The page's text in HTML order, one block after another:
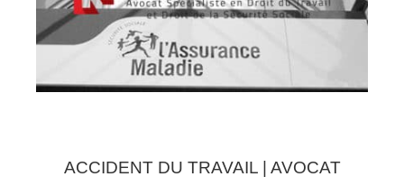
ACCIDENT DU TRAVAIL | AVOCAT